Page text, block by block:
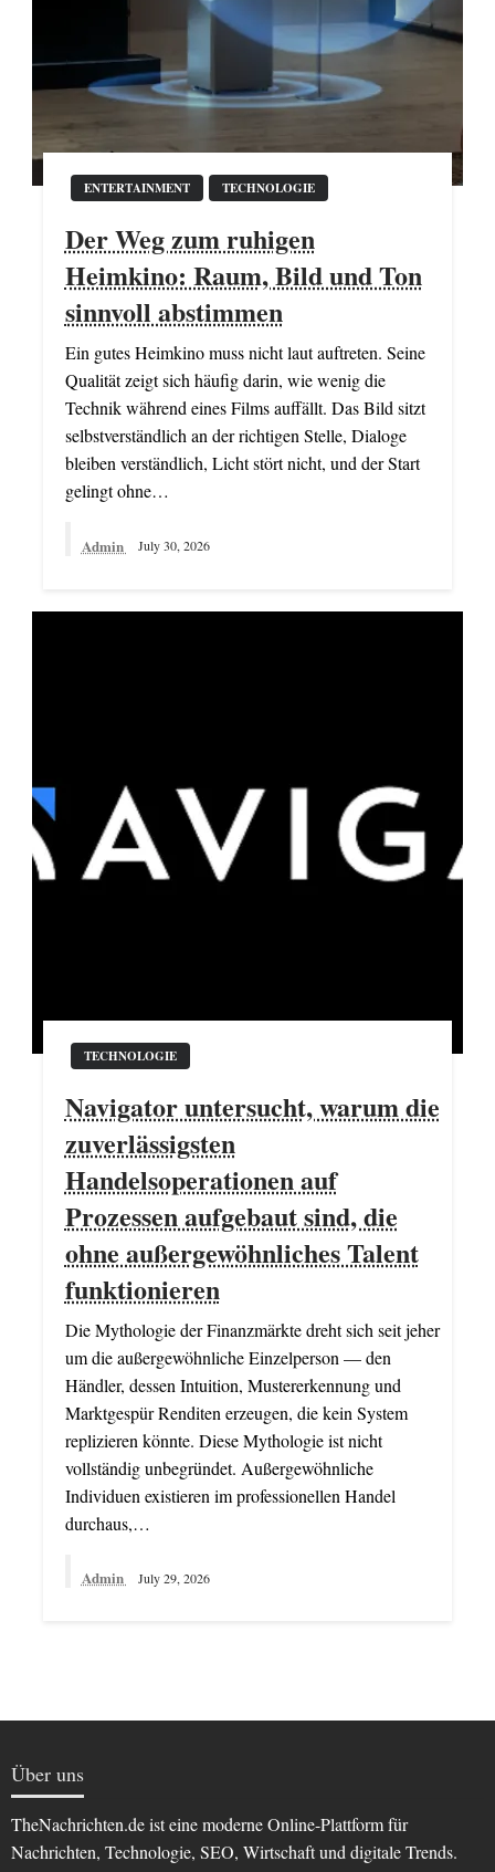
ENTERTAINMENT TECHNOLOGIE
Der Weg zum ruhigen
Heimkino: Raum, Bild und Ton
sinnvoll abstimmen
Ein gutes Heimkino muss nicht laut auftreten. Seine
Qualität zeigt sich häufig darin, wie wenig die
Technik während eines Films auffällt. Das Bild sitzt
selbstverständlich an der richtigen Stelle, Dialoge
bleiben verständlich, Licht stört nicht, und der Start
gelingt ohne…
Admin July 30, 2026
TECHNOLOGIE
Navigator untersucht, warum die
zuverlässigsten
Handelsoperationen auf
Prozessen aufgebaut sind, die
ohne außergewöhnliches Talent
funktionieren
Die Mythologie der Finanzmärkte dreht sich seit jeher
um die außergewöhnliche Einzelperson — den
Händler, dessen Intuition, Mustererkennung und
Marktgespür Renditen erzeugen, die kein System
replizieren könnte. Diese Mythologie ist nicht
vollständig unbegründet. Außergewöhnliche
Individuen existieren im professionellen Handel
durchaus,…
Admin July 29, 2026
Über uns
TheNachrichten.de ist eine moderne Online-Plattform für
Nachrichten, Technologie, SEO, Wirtschaft und digitale Trends.